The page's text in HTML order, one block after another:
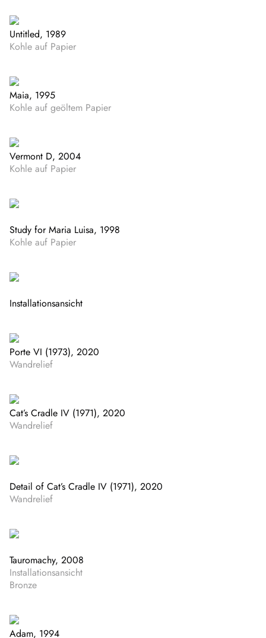
Untitled, 1989
Kohle auf Papier
Maia, 1995
Kohle auf geöltem Papier
Vermont D, 2004
Kohle auf Papier
Study for Maria Luisa, 1998
Kohle auf Papier
Installationsansicht
Porte VI (1973), 2020
Wandrelief
Cat’s Cradle IV (1971), 2020
Wandrelief
Detail of Cat’s Cradle IV (1971), 2020
Wandrelief
Tauromachy, 2008
Installationsansicht
Bronze
Adam, 1994